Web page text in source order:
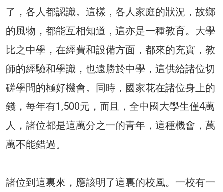
了，各人都認識。這樣，各人家庭的狀況，故鄉
的風物，都能互相知道，這亦是一種教育。大學
比之中學，在經費和設備方面，都來的充實，教
師的經驗和學識，也遠勝於中學，這供給諸位切
磋學問的極好機會。同時，國家花在諸位身上的
錢，每年有1,500元，而且，全中國大學生僅4萬
人，諸位都是這萬分之一的青年，這種機會，萬
萬不能錯過。
諸位到這裏來，應該明了這裏的校風。一校有一